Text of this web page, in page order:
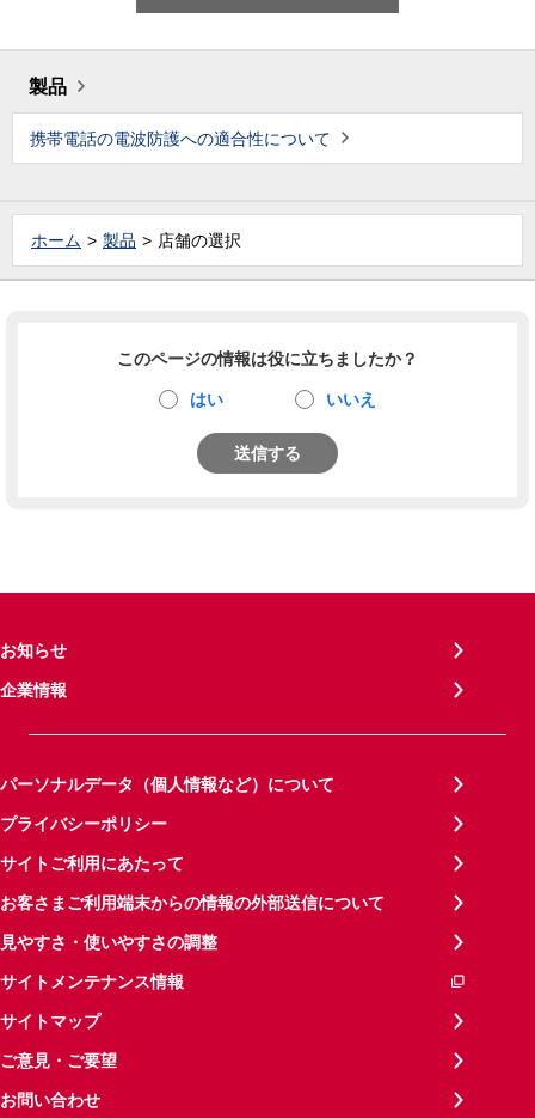
製品
携帯電話の電波防護への適合性について
ホーム 製品 店舗の選択
このページの情報は役に立ちましたか？
はい いいえ
送信する
お知らせ
企業情報
パーソナルデータ（個人情報など）について
プライバシーポリシー
サイトご利用にあたって
お客さまご利用端末からの情報の外部送信について
見やすさ・使いやすさの調整
サイトメンテナンス情報
サイトマップ
ご意見・ご要望
お問い合わせ